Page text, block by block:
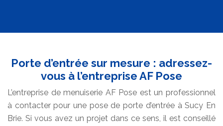
Porte d’entrée sur mesure : adressez-
vous à l’entreprise AF Pose
L’entreprise de menuiserie AF Pose est un professionnel
à contacter pour une pose de porte d’entrée à Sucy En
Brie. Si vous avez un projet dans ce sens, il est conseillé